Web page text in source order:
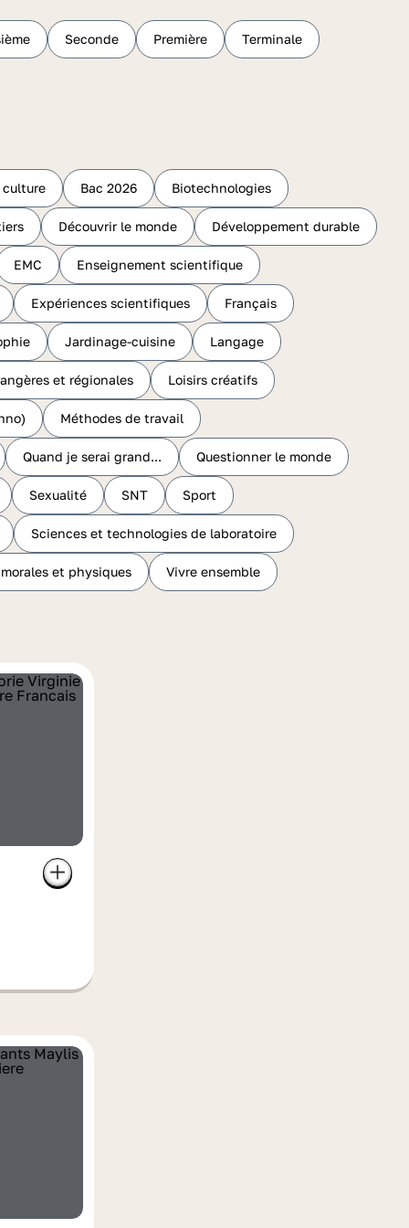
Seconde Première Terminale
culture Bac 2026 Biotechnologies
Découvrir le monde Développement durable
EMC Enseignement scientifique
Expériences scientifiques Français
Jardinage-cuisine Langage
et régionales Loisirs créatifs
Méthodes de travail
Quand je serai grand... Questionner le monde
Sexualité SNT Sport
Sciences et technologies de laboratoire
et physiques Vivre ensemble